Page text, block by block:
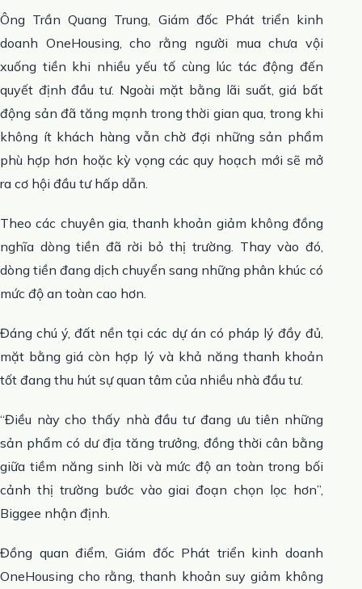
Ông Trần Quang Trung, Giám đốc Phát triển kinh
doanh OneHousing, cho rằng người mua chưa vội
xuống tiền khi nhiều yếu tố cùng lúc tác động đến
quyết định đầu tư. Ngoài mặt bằng lãi suất, giá bất
động sản đã tăng mạnh trong thời gian qua, trong khi
không ít khách hàng vẫn chờ đợi những sản phẩm
phù hợp hơn hoặc kỳ vọng các quy hoạch mới sẽ mở
ra cơ hội đầu tư hấp dẫn.
Theo các chuyên gia, thanh khoản giảm không đồng
nghĩa dòng tiền đã rời bỏ thị trường. Thay vào đó,
dòng tiền đang dịch chuyển sang những phân khúc có
mức độ an toàn cao hơn.
Đáng chú ý, đất nền tại các dự án có pháp lý đầy đủ,
mặt bằng giá còn hợp lý và khả năng thanh khoản
tốt đang thu hút sự quan tâm của nhiều nhà đầu tư.
“Điều này cho thấy nhà đầu tư đang ưu tiên những
sản phẩm có dư địa tăng trưởng, đồng thời cân bằng
giữa tiềm năng sinh lời và mức độ an toàn trong bối
cảnh thị trường bước vào giai đoạn chọn lọc hơn”,
Biggee nhận định.
Đồng quan điểm, Giám đốc Phát triển kinh doanh
OneHousing cho rằng, thanh khoản suy giảm không